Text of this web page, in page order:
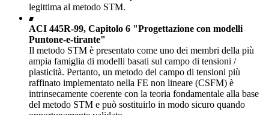
legittima al metodo STM.
ACI 445R-99, Capitolo 6 "Progettazione con modelli
Puntone-e-tirante"
Il metodo STM è presentato come uno dei membri della più
ampia famiglia di modelli basati sul campo di tensioni /
plasticità. Pertanto, un metodo del campo di tensioni più
raffinato implementato nella FE non lineare (CSFM) è
intrinsecamente coerente con la teoria fondamentale alla base
del metodo STM e può sostituirlo in modo sicuro quando